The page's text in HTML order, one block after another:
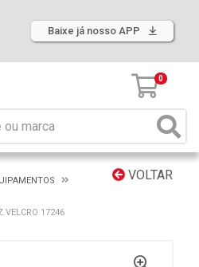
Baixe já nosso APP
0
VOLTAR
17246